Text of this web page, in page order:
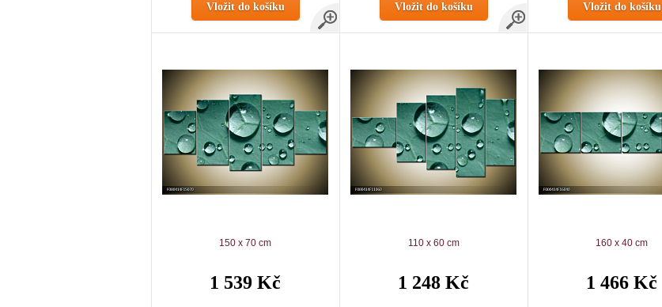
Vložit do košíku Vložit do košíku Vložit do košíku
150 x 70 cm
1 539 Kč
110 x 60 cm
1 248 Kč
160 x 40 cm
1 466 Kč